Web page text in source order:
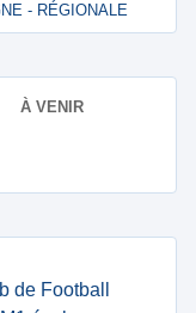
- RÉGIONALE
À VENIR
de Football